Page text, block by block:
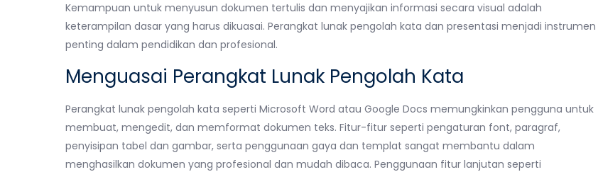
Kemampuan untuk menyusun dokumen tertulis dan menyajikan informasi secara visual adalah
keterampilan dasar yang harus dikuasai. Perangkat lunak pengolah kata dan presentasi menjadi instrumen
penting dalam pendidikan dan profesional.
Menguasai Perangkat Lunak Pengolah Kata
Perangkat lunak pengolah kata seperti Microsoft Word atau Google Docs memungkinkan pengguna untuk
membuat, mengedit, dan memformat dokumen teks. Fitur-fitur seperti pengaturan font, paragraf,
penyisipan tabel dan gambar, serta penggunaan gaya dan templat sangat membantu dalam
menghasilkan dokumen yang profesional dan mudah dibaca. Penggunaan fitur lanjutan seperti